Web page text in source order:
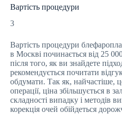
Вартість процедури
3
Вартість процедури
в Москві починається від 25
після того, як ви знайдете
рекомендується почитати
обдумати. Так як, найчастіше,
операції, ціна збільшується в
складності випадку і методів
корекція очей обійдеться